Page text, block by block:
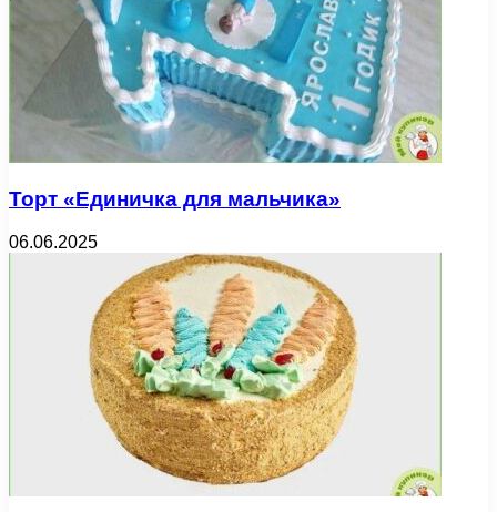
Торт «Единичка для мальчика»
06.06.2025